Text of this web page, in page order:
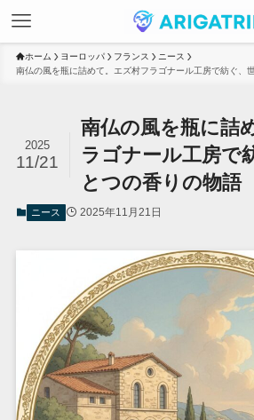
ホーム ヨーロッパ フランス
ニース
南仏の風を瓶に詰めて。エズ村フラゴナール工房で紡ぐ、
南仏の風を瓶に詰
ラゴナール工房で
とつの香りの物語
2025
11/21
ニース 2025年11月21日